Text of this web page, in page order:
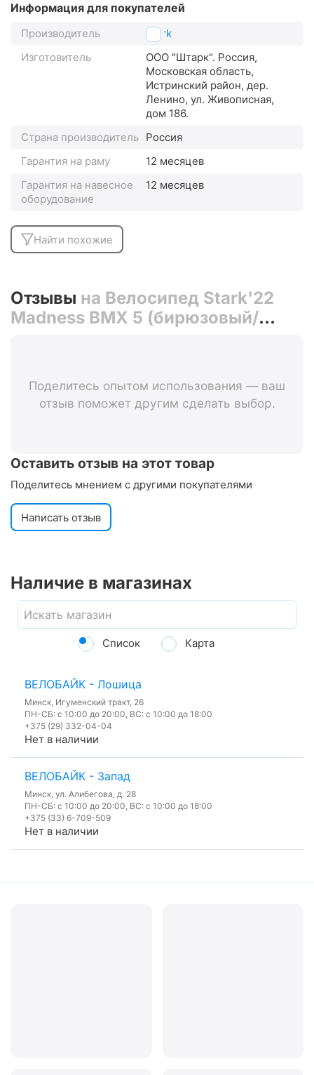
Информация для покупателей
Производитель
Stark
Изготовитель
ООО "Штарк". Россия,
Московская область,
Истринский район, дер.
Ленино, ул. Живописная,
дом 186.
Страна производитель Россия
Гарантия на раму
12 месяцев
Гарантия на навесное
оборудование
12 месяцев
Найти похожие
Отзывы на Велосипед Stark'22
Madness BMX 5 (бирюзовый/
Поделитесь опытом использования — ваш
отзыв поможет другим сделать выбор.
Оставить отзыв на этот товар
Поделитесь мнением с другими покупателями
Написать отзыв
Наличие в магазинах
Список Карта
ВЕЛОБАЙК - Лошица
Минск, Игуменский тракт, 26
ПН-СБ: с 10:00 до 20:00, ВС: с 10:00 до 18:00
+375 (29) 332-04-04
Нет в наличии
ВЕЛОБАЙК - Запад
Минск, ул. Алибегова, д. 28
ПН-СБ: с 10:00 до 20:00, ВС: с 10:00 до 18:00
+375 (33) 6-709-509
Нет в наличии